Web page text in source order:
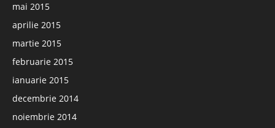
mai 2015
aprilie 2015
martie 2015
februarie 2015
ianuarie 2015
decembrie 2014
noiembrie 2014